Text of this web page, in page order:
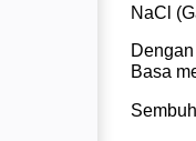
NaCl
Basa